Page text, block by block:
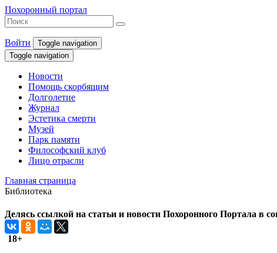
Похоронный портал
Войти
Toggle navigation
Toggle navigation
Новости
Помощь скорбящим
Долголетие
Журнал
Эстетика смерти
Музей
Парк памяти
Философский клуб
Лицо отрасли
Главная страница
Библиотека
Делясь ссылкой на статьи и новости Похоронного Портала в
18+